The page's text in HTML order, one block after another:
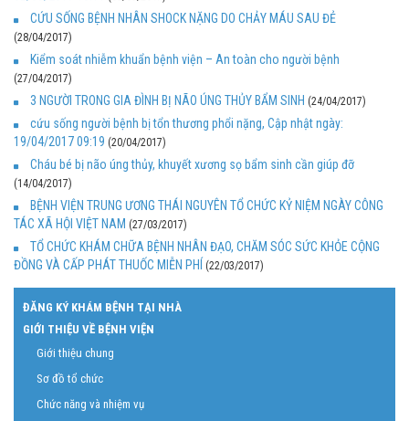
CỨU SỐNG BỆNH NHÂN SHOCK NẶNG DO CHẢY MÁU SAU ĐẺ
(28/04/2017)
Kiểm soát nhiễm khuẩn bệnh viện – An toàn cho người bệnh
(27/04/2017)
3 NGƯỜI TRONG GIA ĐÌNH BỊ NÃO ÚNG THỦY BẨM SINH (24/04/2017)
cứu sống người bệnh bị tổn thương phổi nặng, Cập nhật ngày:
19/04/2017 09:19 (20/04/2017)
Cháu bé bị não úng thủy, khuyết xương sọ bẩm sinh cần giúp đỡ
(14/04/2017)
BỆNH VIỆN TRUNG ƯƠNG THÁI NGUYÊN TỔ CHỨC KỶ NIỆM NGÀY CÔNG
TÁC XÃ HỘI VIỆT NAM (27/03/2017)
TỔ CHỨC KHÁM CHỮA BỆNH NHÂN ĐẠO, CHĂM SÓC SỨC KHỎE CỘNG
ĐỒNG VÀ CẤP PHÁT THUỐC MIỄN PHÍ (22/03/2017)
ĐĂNG KÝ KHÁM BỆNH TẠI NHÀ
GIỚI THIỆU VỀ BỆNH VIỆN
Giới thiệu chung
Sơ đồ tổ chức
Chức năng và nhiệm vụ